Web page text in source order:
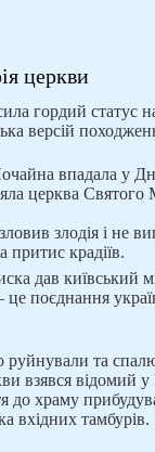
церкви
гордий статус
версій
впадала у
церква Святого
злодія і не
крадіїв.
дав київський
поєднання
руйнували та
взявся відомий у
до храму
вхідних тамбурів.